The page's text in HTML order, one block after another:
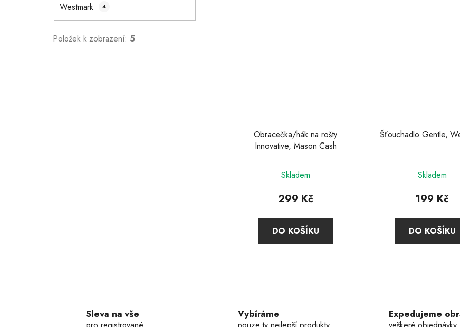
Westmark 4
Položek k zobrazení: 5
Obracečka/hák na rošty
Innovative, Mason Cash
Skladem
299 Kč
DO KOŠÍKU
Šťouchadlo Gentle,
Skladem
199 Kč
DO KOŠÍKU
d
Sleva na vše Vybíráme Expedujeme